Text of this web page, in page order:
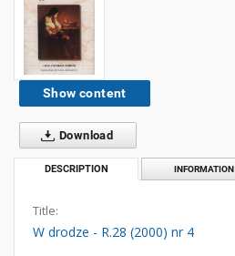
Show content
Download
DESCRIPTION INFORMATION
Title:
W drodze - R.28 (2000) nr 4